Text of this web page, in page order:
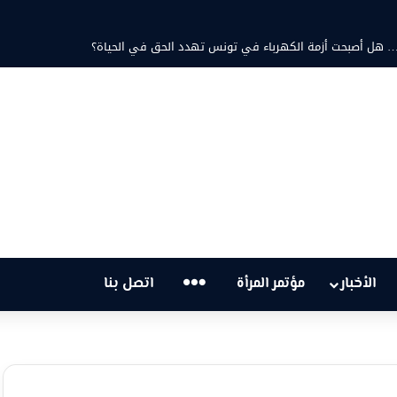
ثابت والشاعرة فاطمة الزامل: عزف على أوتار الحنين وشجن القوافي
الأخبار مؤتمر المرأة … اتصل بنا